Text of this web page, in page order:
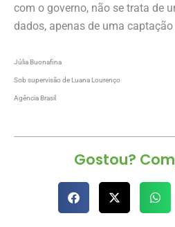
com o governo, não se trata de
dados, apenas de uma
Júlia Buonafina
Sob supervisão de Luana Lourenço
Agência Brasil
Gostou?